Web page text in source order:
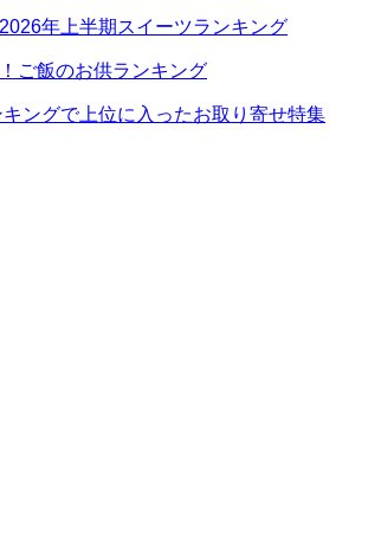
年上半期スイーツランキング
ご飯のお供ランキング
ングで上位に入ったお取り寄せ特集